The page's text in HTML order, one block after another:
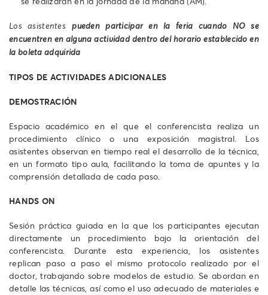
Los asistentes
pueden participar en la feria cuando NO se
encuentren en alguna actividad dentro del horario establecido en
la boleta adquirida
TIPOS DE ACTIVIDADES ADICIONALES
DEMOSTRACIÓN
Espacio académico en el que el conferencista realiza un
procedimiento clínico o una exposición magistral. Los
asistentes observan en tiempo real el desarrollo de la técnica,
en un formato tipo aula, facilitando la toma de apuntes y la
comprensión detallada de cada paso.
HANDS ON
Sesión práctica guiada en la que los participantes ejecutan
directamente un procedimiento bajo la orientación del
conferencista. Durante esta experiencia, los asistentes
replican paso a paso el mismo protocolo realizado por el
doctor, trabajando sobre modelos de estudio. Se abordan en
detalle las técnicas, así como el uso adecuado de materiales e